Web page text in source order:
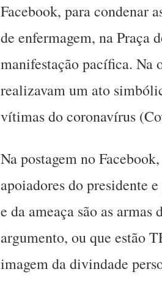
Facebook, para condenar
de enfermagem, na Praça
manifestação pacífica. Na
realizavam um ato
vítimas do coronavírus
Na postagem no
apoiadores do presidente
e da ameaça são as
argumento, ou que estão
imagem da divindade